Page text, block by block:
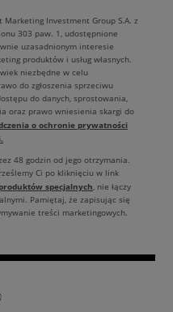
Investment Group S.A. z
303 paw. 1, udostępnione
uzasadnionym interesie
produktów i usług własnych.
niezbędne w celu
do zgłoszenia sprzeciwu
do danych, sprostowania,
oraz prawo wniesienia skargi do
o ochronie prywatności
48 godzin od jego otrzymania.
Ci po kliknięciu w link
produktów specjalnych, nie łączy
Pamiętaj, że zapisując się
treści marketingowych.